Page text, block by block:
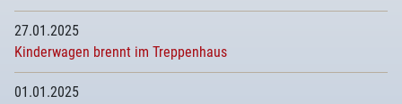
27.01.2025
Kinderwagen brennt im Treppenhaus
01.01.2025